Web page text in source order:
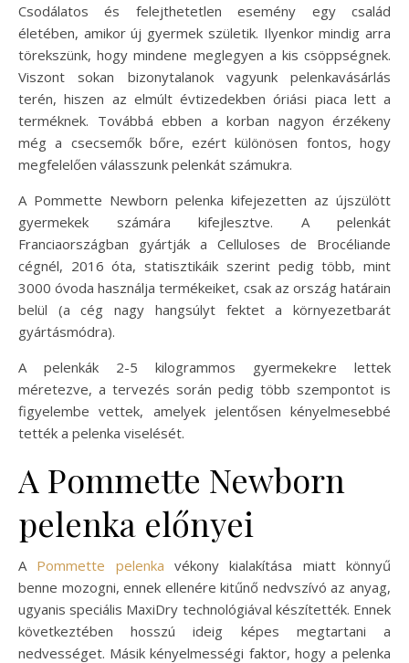
Csodálatos és felejthetetlen esemény egy család
életében, amikor új gyermek születik. Ilyenkor mindig arra
törekszünk, hogy mindene meglegyen a kis csöppségnek.
Viszont sokan bizonytalanok vagyunk pelenkavásárlás
terén, hiszen az elmúlt évtizedekben óriási piaca lett a
terméknek. Továbbá ebben a korban nagyon érzékeny
még a csecsemők bőre, ezért különösen fontos, hogy
megfelelően válasszunk pelenkát számukra.
A Pommette Newborn pelenka kifejezetten az újszülött
gyermekek számára kifejlesztve. A pelenkát
Franciaországban gyártják a Celluloses de Brocéliande
cégnél, 2016 óta, statisztikáik szerint pedig több, mint
3000 óvoda használja termékeiket, csak az ország határain
belül (a cég nagy hangsúlyt fektet a környezetbarát
gyártásmódra).
A pelenkák 2-5 kilogrammos gyermekekre lettek
méretezve, a tervezés során pedig több szempontot is
figyelembe vettek, amelyek jelentősen kényelmesebbé
tették a pelenka viselését.
A Pommette Newborn
pelenka előnyei
A Pommette pelenka vékony kialakítása miatt könnyű
benne mozogni, ennek ellenére kitűnő nedvszívó az anyag,
ugyanis speciális MaxiDry technológiával készítették. Ennek
következtében hosszú ideig képes megtartani a
nedvességet. Másik kényelmességi faktor, hogy a pelenka